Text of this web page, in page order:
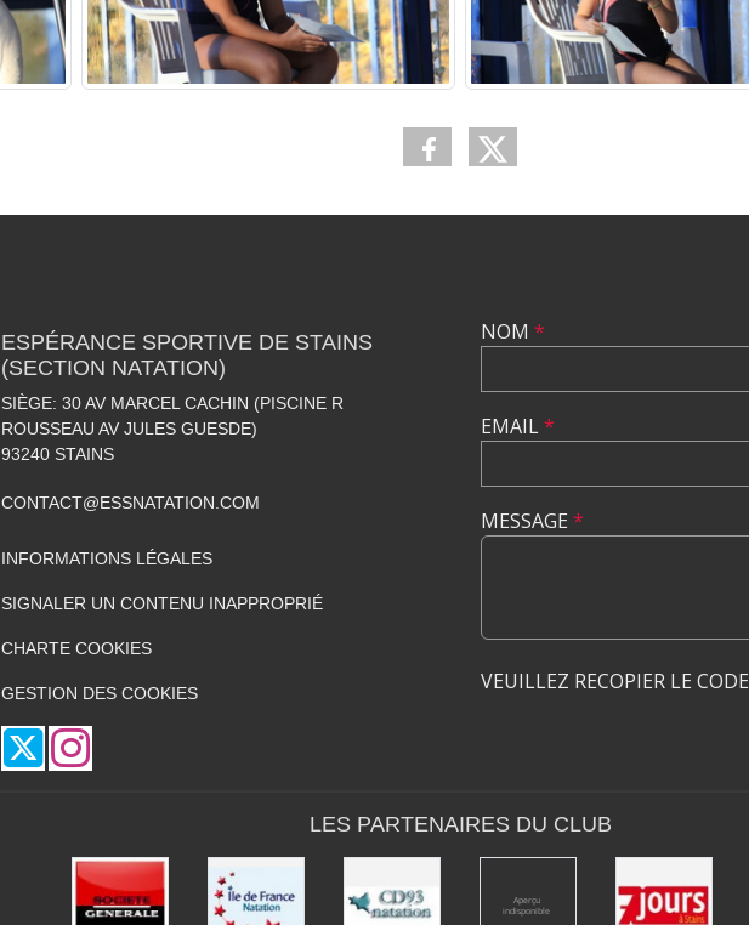
ESPÉRANCE SPORTIVE DE STAINS
(SECTION NATATION)
SIÈGE: 30 AV MARCEL CACHIN (PISCINE R
ROUSSEAU AV JULES GUESDE)
93240 STAINS
CONTACT@ESSNATATION.COM
INFORMATIONS LÉGALES
SIGNALER UN CONTENU INAPPROPRIÉ
CHARTE COOKIES
GESTION DES COOKIES
NOM *
EMAIL*
MESSAGE *
VEUILLEZ RECOPIER LE CODE
LES PARTENAIRES DU CLUB